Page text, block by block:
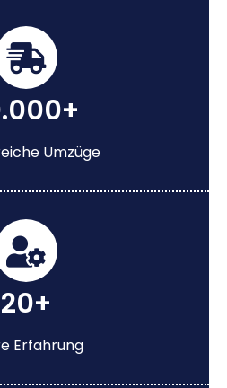
Umzüge
20+
Erfahrung